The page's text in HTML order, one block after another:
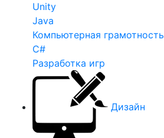
Unity
Java
Компьютерная грамотность
C#
Разработка игр
Дизайн